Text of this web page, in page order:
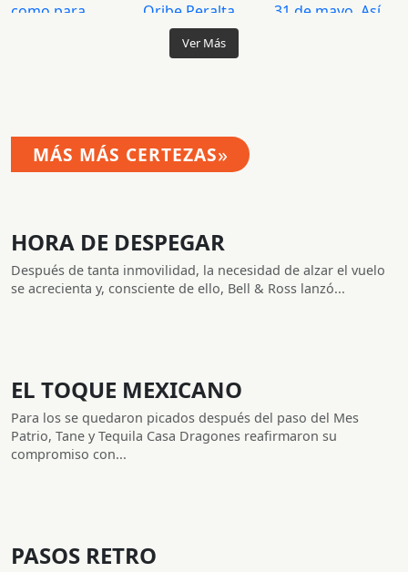
Ver Más
MÁS MÁS CERTEZAS»
HORA DE DESPEGAR
Después de tanta inmovilidad, la necesidad de alzar el vuelo
se acrecienta y, consciente de ello, Bell & Ross lanzó...
EL TOQUE MEXICANO
Para los se quedaron picados después del paso del Mes
Patrio, Tane y Tequila Casa Dragones reafirmaron su
compromiso con...
PASOS RETRO